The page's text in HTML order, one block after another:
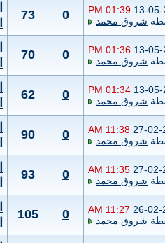
13-
01:39 PM
شروق محمد 0
73
13-
01:36 PM
شروق محمد 0
70
13-
01:34 PM
شروق محمد 0
62
27-02-
11:38 AM
شروق محمد 0
90
27-02-
11:35 AM
شروق محمد 0
93
26-02-
11:27 AM
شروق محمد 0
105